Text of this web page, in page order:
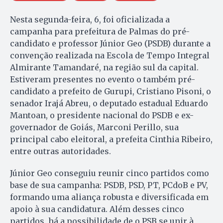
Nesta segunda-feira, 6, foi oficializada a
campanha para prefeitura de Palmas do pré-
candidato e professor Júnior Geo (PSDB) durante a
convenção realizada na Escola de Tempo Integral
Almirante Tamandaré, na região sul da capital.
Estiveram presentes no evento o também pré-
candidato a prefeito de Gurupi, Cristiano Pisoni, o
senador Irajá Abreu, o deputado estadual Eduardo
Mantoan, o presidente nacional do PSDB e ex-
governador de Goiás, Marconi Perillo, sua
principal cabo eleitoral, a prefeita Cinthia Ribeiro,
entre outras autoridades.
Júnior Geo conseguiu reunir cinco partidos como
base de sua campanha: PSDB, PSD, PT, PCdoB e PV,
formando uma aliança robusta e diversificada em
apoio à sua candidatura. Além desses cinco